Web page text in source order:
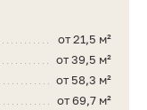
от 21,5 м²
от 39,5 м²
от 58,3 м²
от 69,7 м²